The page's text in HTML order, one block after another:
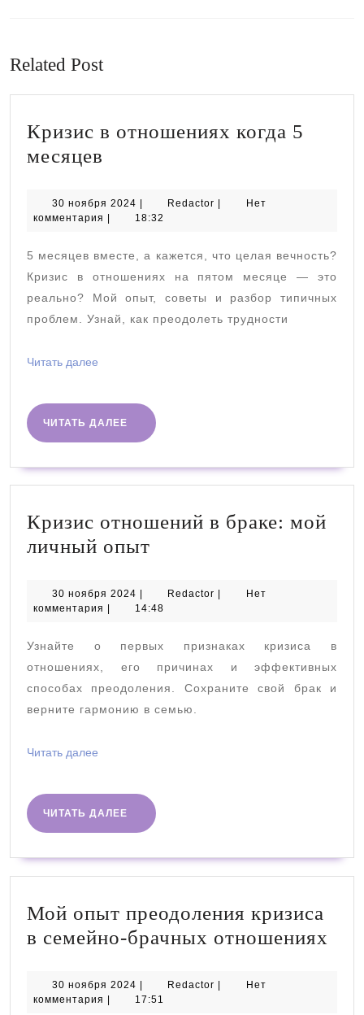
Related Post
Кризис в отношениях когда 5
месяцев
отношениях
когда
5
месяцев
30 ноября 2024 30
ноября
Redactor Redactor
Нет
комментария
18:32
5 месяцев вместе, а кажется, что целая вечность?
Кризис в отношениях на пятом месяце — это
реально? Мой опыт, советы и разбор типичных
проблем. Узнай, как преодолеть трудности
Читать далее
ЧИТАТЬ ДАЛЕЕ
ЧИТАТЬ
ДАЛЕЕ
Кризис отношений в браке: мой
личный опыт
браке:
мой
личный
опыт
30 ноября 2024 30
ноября
Redactor Redactor
Нет
комментария
14:48
Узнайте о первых признаках кризиса в
отношениях, его причинах и эффективных
способах преодоления. Сохраните свой брак и
верните гармонию в семью.
Читать далее
ЧИТАТЬ ДАЛЕЕ
ЧИТАТЬ
ДАЛЕЕ
Мой опыт преодоления кризиса
в семейно-брачных отношениях
30 ноября 2024 30
ноября
| Redactor Redactor
|
Нет
комментария | 17:51